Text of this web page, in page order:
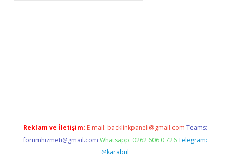
Reklam ve İletişim: E-mail: backlinkpaneli@gmail.com Teams:
forumhizmeti@gmail.com Whatsapp: 0262 606 0 726 Telegram:
@karabul